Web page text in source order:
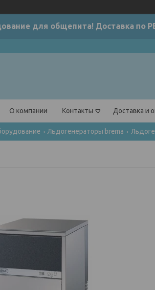
для общепита! Доставка по
О компании Контакты Доставка и
Льдогенераторы brema